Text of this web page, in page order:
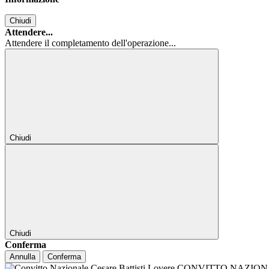
Chiudi
Attendere...
Attendere il completamento dell'operazione...
Chiudi
Chiudi
Conferma
Annulla Conferma